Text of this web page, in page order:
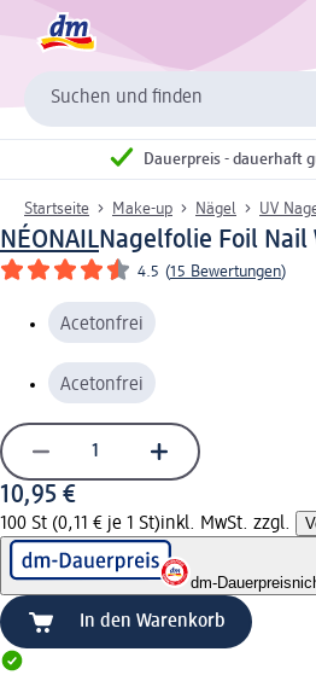
Suchen und finden
Dauerpreis - dauerhaft
Startseite Make-up Nägel UV
NÉONAILNagelfolie Foil Nail
4.5 (15 Bewertungen)
Acetonfrei
Acetonfrei
10,95 €
100 St (0,11 € je 1 St)inkl. MwSt. zzgl.
dm-Dauerpreis
In den Warenkorb